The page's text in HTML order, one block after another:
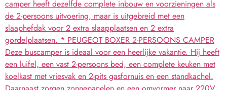
camper heeft dezelfde complete inbouw en voorzieningen als
de 2-persoons uitvoering, maar is uitgebreid met een
slaaphefdak voor 2 extra slaapplaatsen en 2 extra
gordelplaatsen. * PEUGEOT BOXER 2-PERSOONS CAMPER
Deze buscamper is ideaal voor een heerlijke vakantie. Hij heeft
een luifel, een vast 2-persoons bed, een complete keuken met
koelkast met vriesvak en 2-pits gasfornuis en een standkachel.